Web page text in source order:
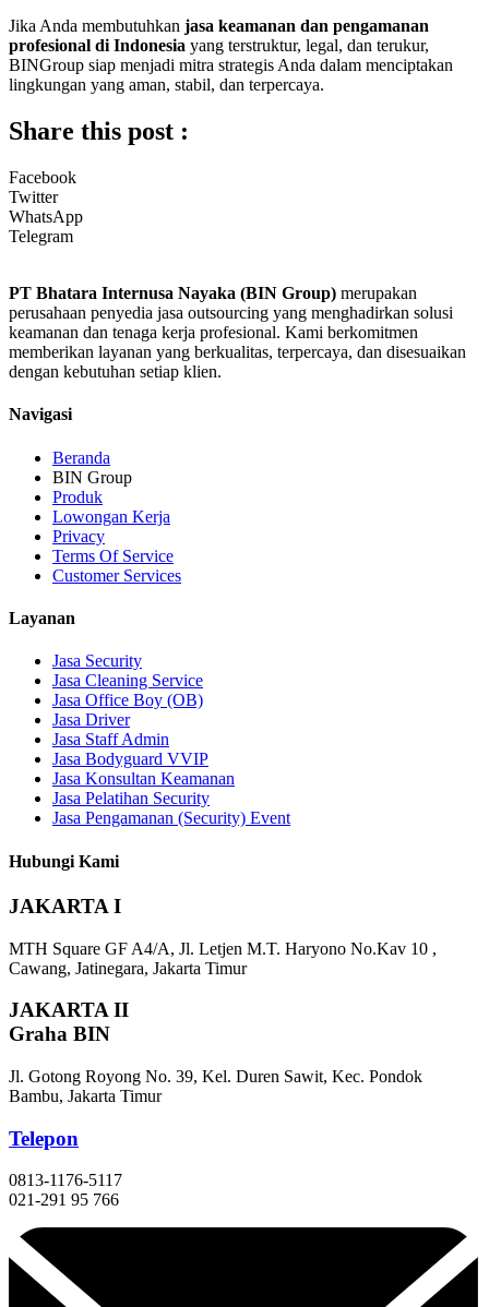
Jika Anda membutuhkan jasa keamanan dan pengamanan
profesional di Indonesia yang terstruktur, legal, dan terukur,
BINGroup siap menjadi mitra strategis Anda dalam menciptakan
lingkungan yang aman, stabil, dan terpercaya.
Share this post :
Facebook
Twitter
WhatsApp
Telegram
PT Bhatara Internusa Nayaka (BIN Group) merupakan
perusahaan penyedia jasa outsourcing yang menghadirkan solusi
keamanan dan tenaga kerja profesional. Kami berkomitmen
memberikan layanan yang berkualitas, terpercaya, dan disesuaikan
dengan kebutuhan setiap klien.
Navigasi
Beranda
BIN Group
Produk
Lowongan Kerja
Privacy
Terms Of Service
Customer Services
Layanan
Jasa Security
Jasa Cleaning Service
Jasa Office Boy (OB)
Jasa Driver
Jasa Staff Admin
Jasa Bodyguard VVIP
Jasa Konsultan Keamanan
Jasa Pelatihan Security
Jasa Pengamanan (Security) Event
Hubungi Kami
JAKARTA I
MTH Square GF A4/A, Jl. Letjen M.T. Haryono No.Kav 10 ,
Cawang, Jatinegara, Jakarta Timur
JAKARTA II
Graha BIN
Jl. Gotong Royong No. 39, Kel. Duren Sawit, Kec. Pondok
Bambu, Jakarta Timur
Telepon
0813-1176-5117
021-291 95 766